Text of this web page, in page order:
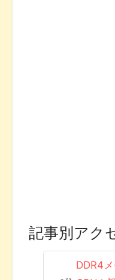
記事別アク
DDR4